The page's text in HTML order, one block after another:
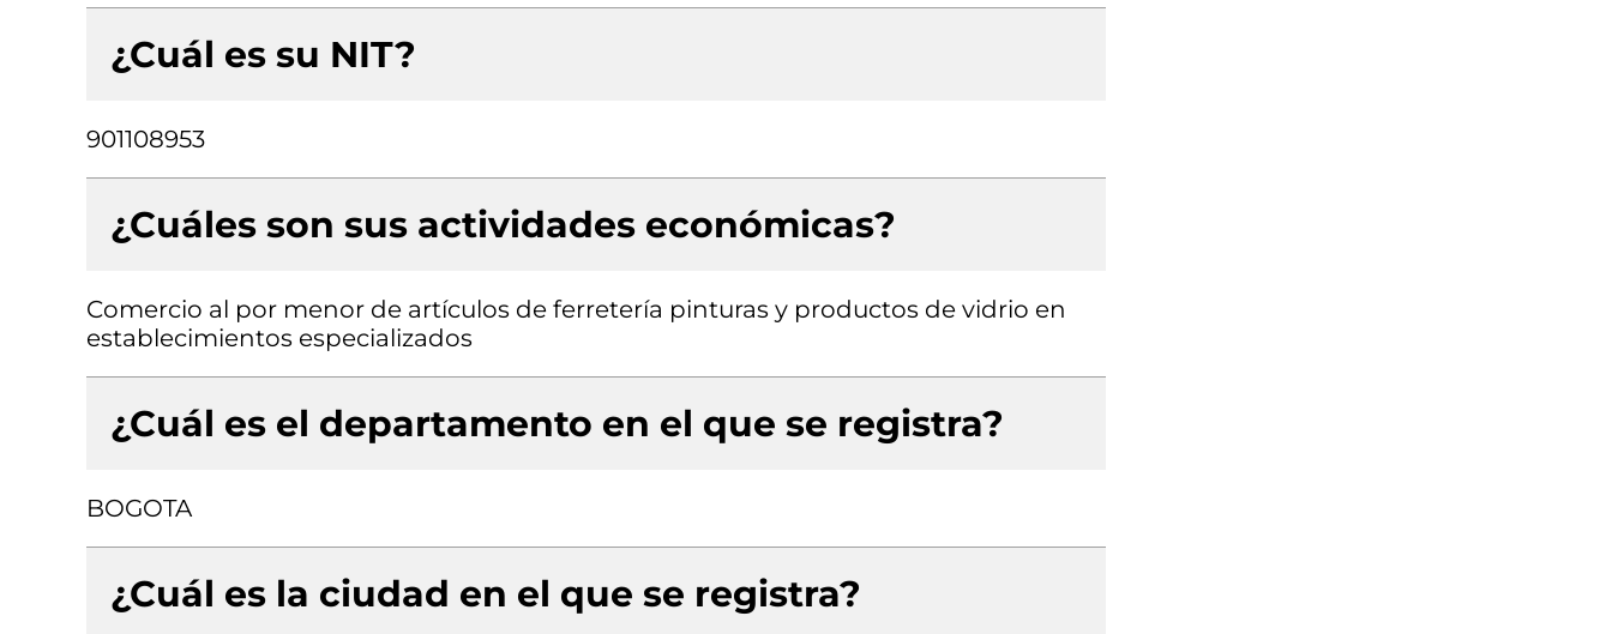
¿Cuál es su NIT?
901108953
¿Cuáles son sus actividades económicas?
Comercio al por menor de artículos de ferretería pinturas y productos de vidrio en
establecimientos especializados
¿Cuál es el departamento en el que se registra?
BOGOTA
¿Cuál es la ciudad en el que se registra?